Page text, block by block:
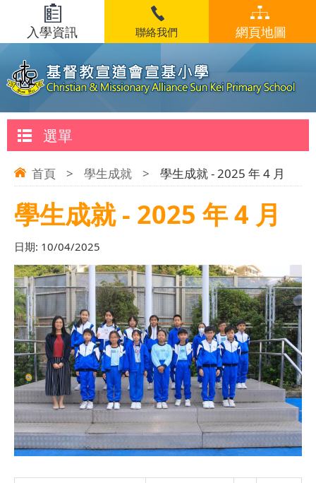
入學資訊 聯絡我們 網頁地圖
選單
首頁 > 學生成就 > 學生成就 - 2025 年 4 月
學生成就 - 2025 年 4 月
日期: 10/04/2025